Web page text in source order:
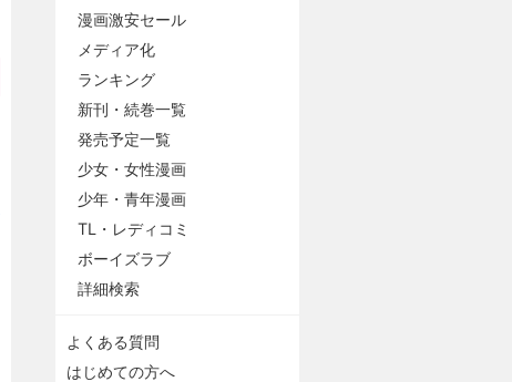
漫画激安セール
メディア化
ランキング
新刊・続巻一覧
発売予定一覧
少女・女性漫画
少年・青年漫画
TL・レディコミ
ボーイズラブ
詳細検索
よくある質問
はじめての方へ